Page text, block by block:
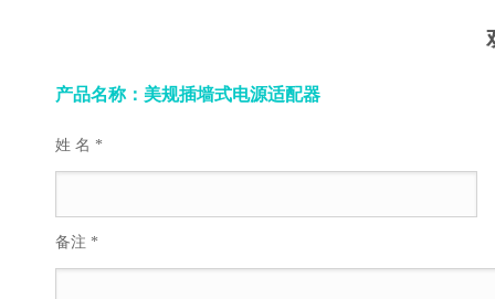
产品名称：美规插墙式电源适配器
姓 名 *
备注 *